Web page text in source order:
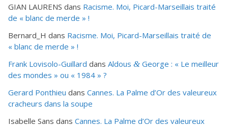
GIAN LAURENS dans Racisme. Moi, Picard-Marseillais traité
de « blanc de merde » !
Bernard_H dans Racisme. Moi, Picard-Marseillais traité de
« blanc de merde » !
Frank Lovisolo-Guillard dans Aldous & George : « Le meilleur
des mondes » ou « 1984 » ?
Gerard Ponthieu dans Cannes. La Palme d’Or des valeureux
cracheurs dans la soupe
Isabelle Sans dans Cannes. La Palme d’Or des valeureux